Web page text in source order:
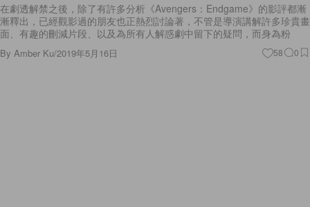
在劇透解禁之後，除了有許多分析《Avengers：Endgame》的影評都漸
漸釋出，已經觀影過的朋友也正熱烈討論著，不管是導演講解許多珍貴畫
面、有趣的刪減片段、以及為所有人解惑劇中留下的疑問，而身為粉
By Amber Ku/2019年5月16日 58 0